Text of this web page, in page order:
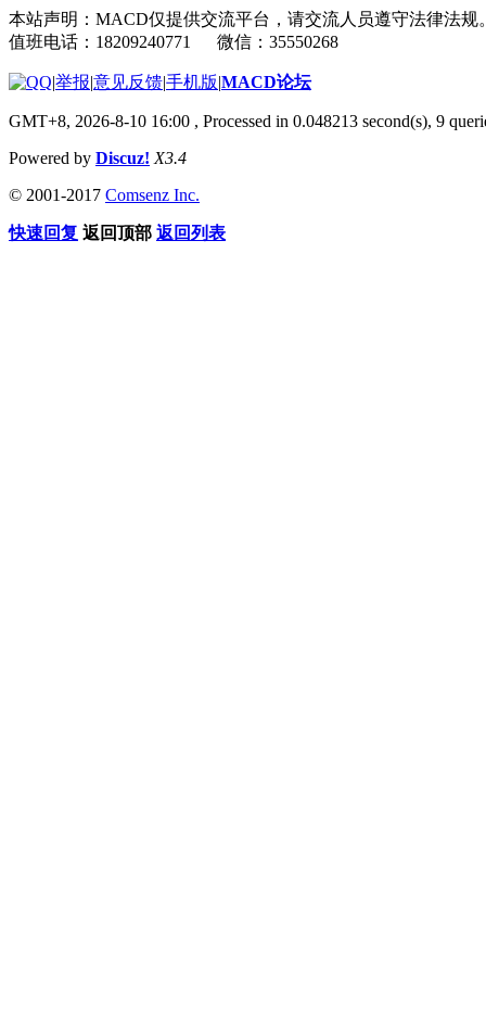
本站声明：MACD仅提供交流平台，请交流人员遵守法律法规
值班电话：18209240771 微信：35550268
|举报|意见反馈|手机版|MACD论坛
GMT+8, 2026-8-10 16:00 , Processed in 0.048213 second(s), 9
Powered by Discuz! X3.4
© 2001-2017 Comsenz Inc.
快速回复 返回顶部 返回列表